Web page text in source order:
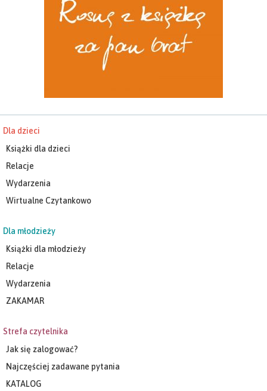
Dla dzieci
Książki dla dzieci
Relacje
Wydarzenia
Wirtualne Czytankowo
Dla młodzieży
Książki dla młodzieży
Relacje
Wydarzenia
ZAKAMAR
Strefa czytelnika
Jak się zalogować?
Najczęściej zadawane pytania
KATALOG